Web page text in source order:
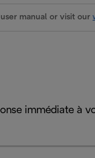
manual or visit our
immédiate à